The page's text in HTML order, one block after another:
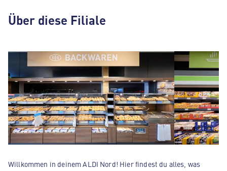
Über diese Filiale
Willkommen in deinem ALDI Nord! Hier findest du alles, was